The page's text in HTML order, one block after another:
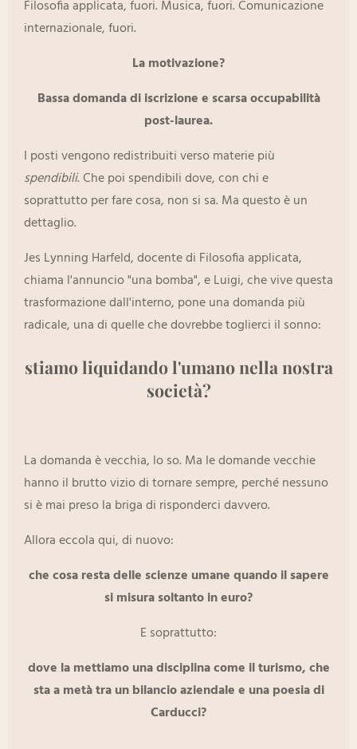
Filosofia applicata, fuori. Musica, fuori. Comunicazione
internazionale, fuori.
La motivazione?
Bassa domanda di iscrizione e scarsa occupabilità
post-laurea.
I posti vengono redistribuiti verso materie più
spendibili. Che poi spendibili dove, con chi e
soprattutto per fare cosa, non si sa. Ma questo è un
dettaglio.
Jes Lynning Harfeld, docente di Filosofia applicata,
chiama l'annuncio "una bomba", e Luigi, che vive questa
trasformazione dall'interno, pone una domanda più
radicale, una di quelle che dovrebbe toglierci il sonno:
stiamo liquidando l'umano nella nostra
società?
La domanda è vecchia, lo so. Ma le domande vecchie
hanno il brutto vizio di tornare sempre, perché nessuno
si è mai preso la briga di risponderci davvero.
Allora eccola qui, di nuovo:
che cosa resta delle scienze umane quando il sapere
si misura soltanto in euro?
E soprattutto:
dove la mettiamo una disciplina come il turismo, che
sta a metà tra un bilancio aziendale e una poesia di
Carducci?